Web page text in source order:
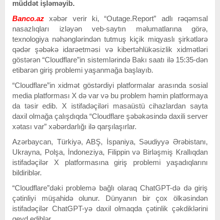
müddət işləməyib.
Banco.az
xəbər verir ki, “Outage.Report” adlı rəqəmsal
nasazlıqları izləyən veb-saytın məlumatlarına görə,
texnologiya nəhənglərindən tutmuş kiçik miqyaslı şirkətlərə
qədər şəbəkə idarəetməsi və kibertəhlükəsizlik xidmətləri
göstərən “Cloudflare”in sistemlərində Bakı saatı ilə 15:35-dən
etibarən giriş problemi yaşanmağa başlayıb.
“Cloudflare”in xidmət göstərdiyi platformalar arasında sosial
media platforması X də var və bu problem həmin platformaya
da təsir edib. X istifadəçiləri masaüstü cihazlardan sayta
daxil olmağa çalışdıqda “Cloudflare şəbəkəsində daxili server
xətası var” xəbərdarlığı ilə qarşılaşırlar.
Azərbaycan, Türkiyə, ABŞ, İspaniya, Səudiyyə Ərəbistanı,
Ukrayna, Polşa, İndoneziya, Filippin və Birləşmiş Krallıqdan
istifadəçilər X platformasına giriş problemi yaşadıqlarını
bildiriblər.
“Cloudflare”dəki problemə bağlı olaraq ChatGPT-də də giriş
çətinliyi müşahidə olunur. Dünyanın bir çox ölkəsindən
istifadəçilər ChatGPT-yə daxil olmaqda çətinlik çəkdiklərini